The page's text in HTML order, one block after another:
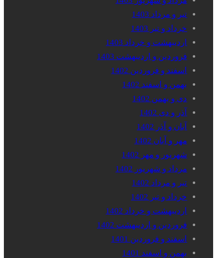
تیر و مرداد 1403
خرداد و تیر 1403
اردیبهشت و خرداد 1403
فروردین و اردیبهشت 1403
اسفند و فروردین 1402
بهمن و اسفند 1402
دی و بهمن 1402
آذر و دی 1402
آبان و آذر 1402
مهر و آبان 1402
شهریور و مهر 1402
مرداد و شهریور 1402
تیر و مرداد 1402
خرداد و تیر 1402
اردیبهشت و خرداد 1402
فروردین و اردیبهشت 1402
اسفند و فروردین 1401
بهمن و اسفند 1401